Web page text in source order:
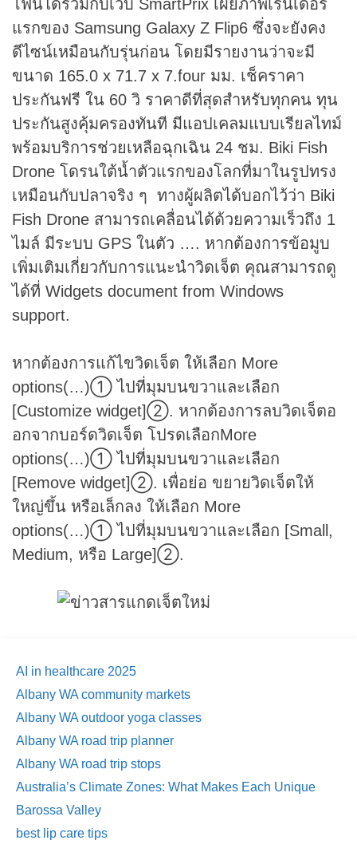
โฟนได้ร่วมกับเว็บ SmartPrix เผยภาพเรนเดอร์
แรกของ Samsung Galaxy Z Flip6 ซึ่งจะยังคง
ดีไซน์เหมือนกับรุ่นก่อน โดยมีรายงานว่าจะมี
ขนาด 165.0 x 71.7 x 7.four มม. เช็คราคา
ประกันฟรี ใน 60 วิ ราคาดีที่สุดสำหรับทุกคน ทุน
ประกันสูงคุ้มครองทันที มีแอปเคลมแบบเรียลไทม์
พร้อมบริการช่วยเหลือฉุกเฉิน 24 ชม. Biki Fish
Drone โดรนใต้น้ำตัวแรกของโลกที่มาในรูปทรง
เหมือนกับปลาจริง ๆ ทางผู้ผลิตได้บอกไว้ว่า Biki
Fish Drone สามารถเคลื่อนได้ด้วยความเร็วถึง 1
ไมล์ มีระบบ GPS ในตัว …. หากต้องการข้อมูบ
เพิ่มเติมเกี่ยวกับการแนะนำวิดเจ็ต คุณสามารถดู
ได้ที่ Widgets document from Windows
support.
หากต้องการแก้ไขวิดเจ็ต ให้เลือก More
options(…)① ไปที่มุมบนขวาและเลือก
[Customize widget]②. หากต้องการลบวิดเจ็ตอ
อกจากบอร์ดวิดเจ็ต โปรดเลือกMore
options(…)① ไปที่มุมบนขวาและเลือก
[Remove widget]②. เพื่อย่อ ขยายวิดเจ็ตให้
ใหญ่ขึ้น หรือเล็กลง ให้เลือก More
options(…)① ไปที่มุมบนขวาและเลือก [Small,
Medium, หรือ Large]②.
AI in healthcare 2025
Albany WA community markets
Albany WA outdoor yoga classes
Albany WA road trip planner
Albany WA road trip stops
Australia’s Climate Zones: What Makes Each Unique
Barossa Valley
best lip care tips